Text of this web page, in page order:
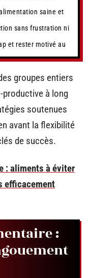
saine et
sans frustration ni
et rester motivé au
groupes entiers
productive à long
soutenues
avant la flexibilité
de succès.
: aliments à éviter
efficacement
: